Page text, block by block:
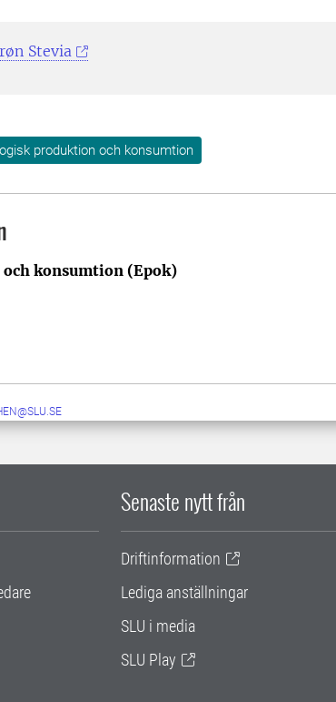
Stevia
produktion och konsumtion
konsumtion (Epok)
Senaste nytt från
Driftinformation
Lediga anställningar
SLU i media
SLU Play